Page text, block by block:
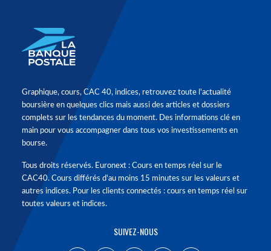
Graphique, cours, CAC 40, indices, retrouvez toute l'actualité
boursière en quelques clics mais aussi des articles et dossiers
complets sur les tendances du moment. Des informations clé en
main pour vous accompagner dans tous vos investissements en
bourse.
Tous droits réservés. Euronext : Cours en temps réel sur le
CAC40. Cours différés d'au moins 15 minutes sur les valeurs et
autres indices. Pour les clients connectés : cours en temps réel sur
toutes valeurs et indices.
SUIVEZ-NOUS